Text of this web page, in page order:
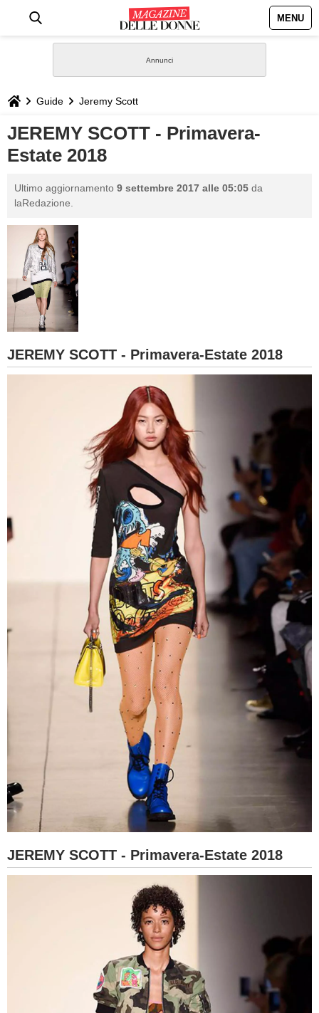
MENU
STILE
BIOGRAFIE
DEFINIZIONI
GASTRONOMIA
CAPELLI
SESSO
Guide Jeremy Scott
JEREMY SCOTT - Primavera-
Estate 2018
Ultimo aggiornamento 9 settembre 2017 alle 05:05 da
laRedazione.
JEREMY SCOTT - Primavera-Estate 2018
JEREMY SCOTT - Primavera-Estate 2018